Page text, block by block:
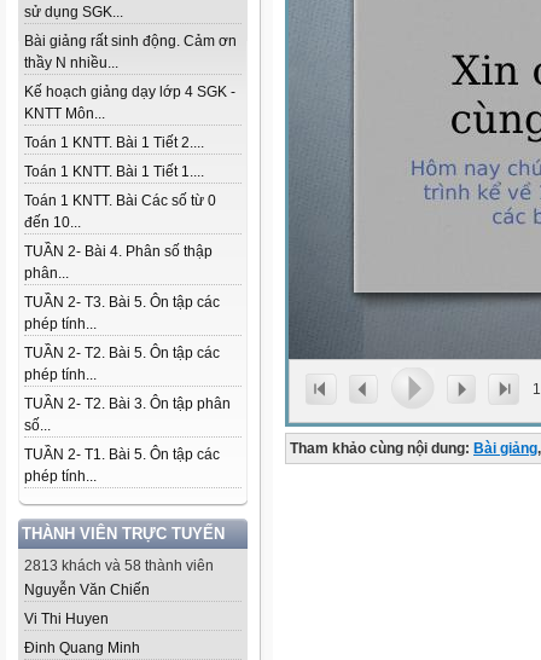
sử dụng SGK...
Bài giảng rất sinh động. Cảm ơn
thầy N nhiều...
Kế hoạch giảng dạy lớp 4 SGK -
KNTT Môn...
Toán 1 KNTT. Bài 1 Tiết 2....
Toán 1 KNTT. Bài 1 Tiết 1....
Toán 1 KNTT. Bài Các số từ 0
đến 10...
TUẦN 2- Bài 4. Phân số thập
phân...
TUẦN 2- T3. Bài 5. Ôn tập các
phép tính...
TUẦN 2- T2. Bài 5. Ôn tập các
phép tính...
TUẦN 2- T2. Bài 3. Ôn tập phân
số...
TUẦN 2- T1. Bài 5. Ôn tập các
phép tính...
THÀNH VIÊN TRỰC TUYẾN
2813 khách và 58 thành viên
Nguyễn Văn Chiến
Vi Thi Huyen
Đinh Quang Minh
1
Tham khảo cùng nội dung: Bài giảng,